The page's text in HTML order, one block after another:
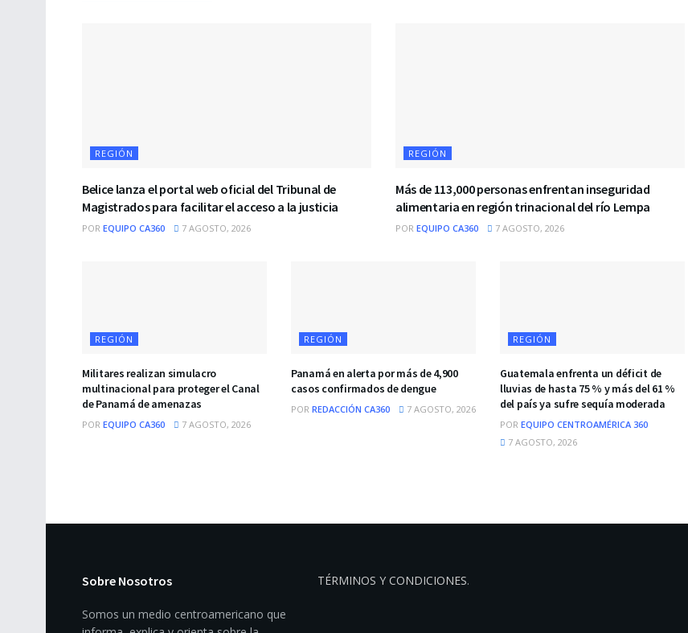
REGIÓN
Belice lanza el portal web oficial del Tribunal de
Magistrados para facilitar el acceso a la justicia
POR EQUIPO CA360 7 AGOSTO, 2026
REGIÓN
Más de 113,000 personas enfrentan inseguridad
alimentaria en región trinacional del río Lempa
POR EQUIPO CA360 7 AGOSTO, 2026
REGIÓN
Militares realizan simulacro
multinacional para proteger el Canal
de Panamá de amenazas
POR EQUIPO CA360 7 AGOSTO, 2026
REGIÓN
Panamá en alerta por más de 4,900
casos confirmados de dengue
POR REDACCIÓN CA360 7 AGOSTO, 2026
REGIÓN
Guatemala enfrenta un déficit de
lluvias de hasta 75 % y más del 61 %
del país ya sufre sequía moderada
POR EQUIPO CENTROAMÉRICA 360
7 AGOSTO, 2026
Sobre Nosotros
Somos un medio centroamericano que
TÉRMINOS Y CONDICIONES.